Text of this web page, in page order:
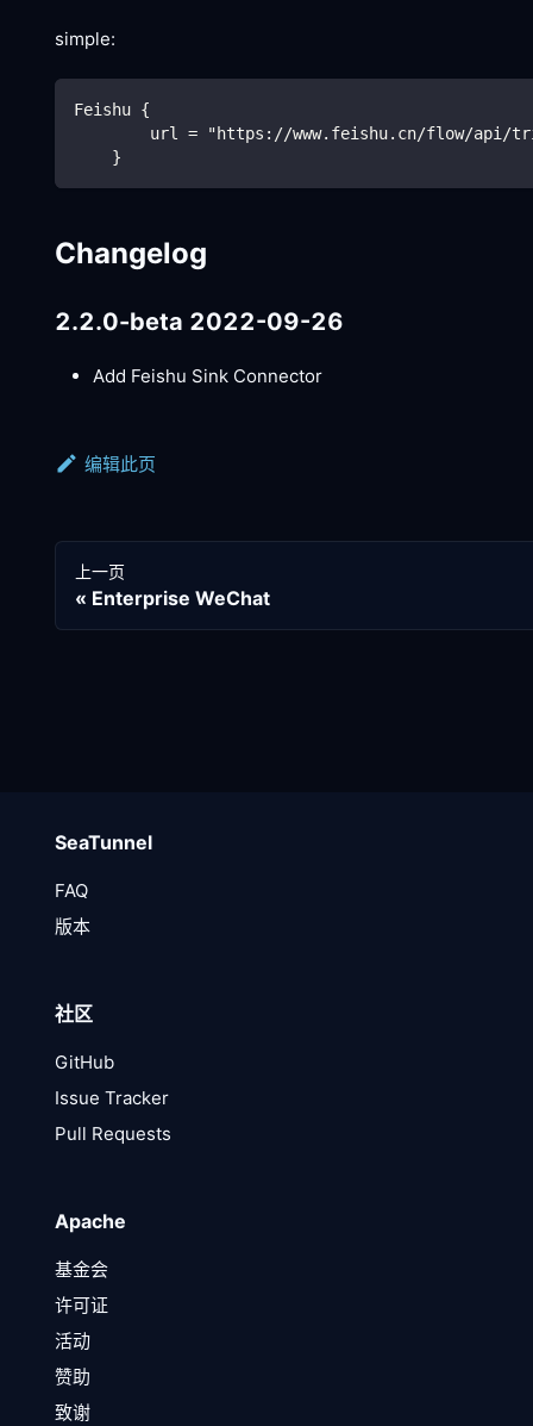
simple:
Feishu {
url = "https://www.feishu.cn/flow/api/
    }
Changelog
2.2.0-beta 2022-09-26
Add Feishu Sink Connector
编辑此页
上一页
Enterprise WeChat
SeaTunnel
FAQ
版本
社区
GitHub
Issue Tracker
Pull Requests
Apache
基金会
许可证
活动
赞助
致谢